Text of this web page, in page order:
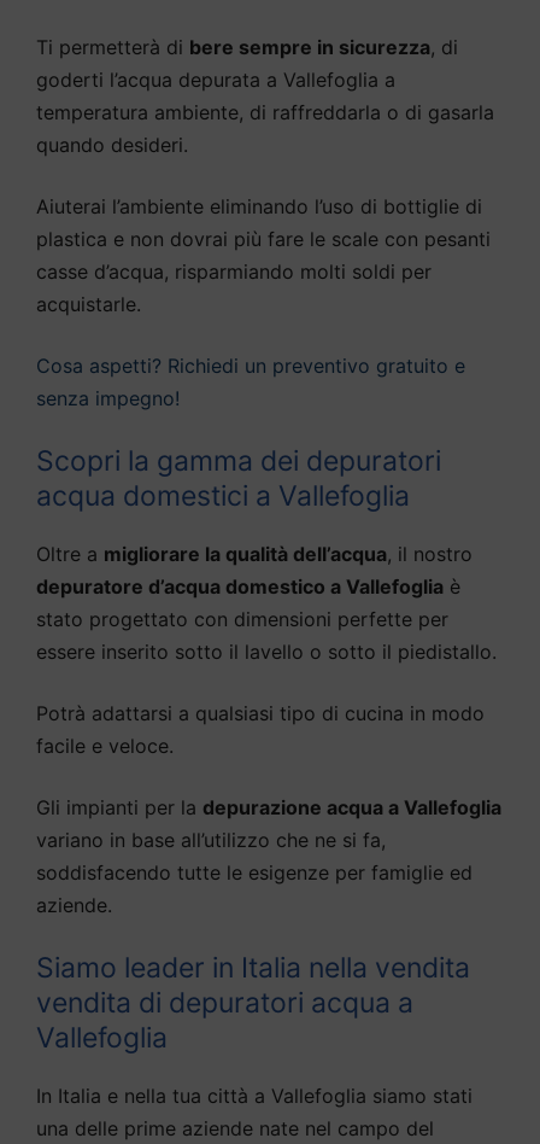
Ti permetterà di bere sempre in sicurezza, di
goderti l’acqua depurata a Vallefoglia a
temperatura ambiente, di raffreddarla o di gasarla
quando desideri.
Aiuterai l’ambiente eliminando l’uso di bottiglie di
plastica e non dovrai più fare le scale con pesanti
casse d’acqua, risparmiando molti soldi per
acquistarle.
Cosa aspetti? Richiedi un preventivo gratuito e
senza impegno!
Scopri la gamma dei depuratori
acqua domestici a Vallefoglia
Oltre a migliorare la qualità dell’acqua, il nostro
depuratore d’acqua domestico a Vallefoglia è
stato progettato con dimensioni perfette per
essere inserito sotto il lavello o sotto il piedistallo.
Potrà adattarsi a qualsiasi tipo di cucina in modo
facile e veloce.
Gli impianti per la depurazione acqua a Vallefoglia
variano in base all’utilizzo che ne si fa,
soddisfacendo tutte le esigenze per famiglie ed
aziende.
Siamo leader in Italia nella vendita
vendita di depuratori acqua a
Vallefoglia
In Italia e nella tua città a Vallefoglia siamo stati
una delle prime aziende nate nel campo del